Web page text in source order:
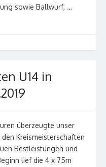
sowie Ballwurf, …
U14 in
überzeugte unser
Kreismeisterschaften
Bestleistungen und
lief die 4 x 75m